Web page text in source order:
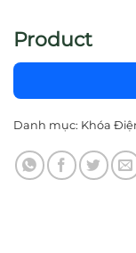
Product
Danh mục: Khóa